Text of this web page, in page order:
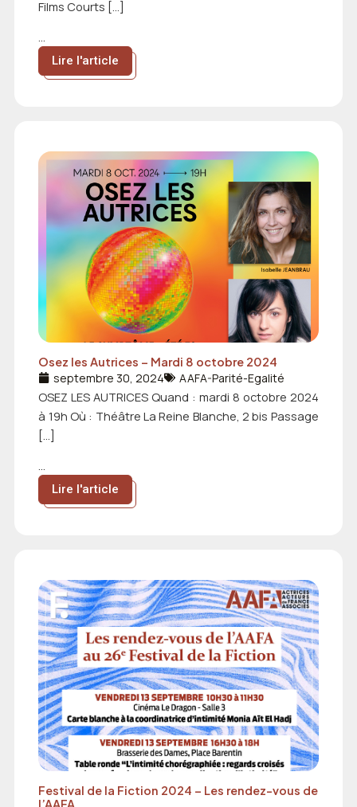
Films Courts […]
...
Lire l'article
Osez les Autrices – Mardi 8 octobre 2024
septembre 30, 2024 AAFA-Parité-Egalité
OSEZ LES AUTRICES Quand : mardi 8 octobre 2024
à 19h Où : Théâtre La Reine Blanche, 2 bis Passage
[…]
...
Lire l'article
Festival de la Fiction 2024 – Les rendez-vous de
l’AAFA